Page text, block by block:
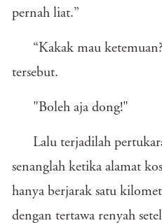
pernah liat.”
“Kakak mau
tersebut.
"Boleh aja dong!"
Lalu terjadilah
senanglah ketika alamat
hanya berjarak satu
dengan tertawa renyah